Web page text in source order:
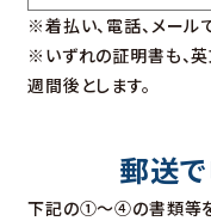
※着払い、電話、メール
※いずれの証明書も、
週間後とします。
郵送
下記の①～④の書類等を